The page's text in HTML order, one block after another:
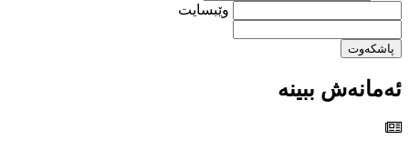
وێبسایت
پاشکەوت
ئەمانەش ببینە